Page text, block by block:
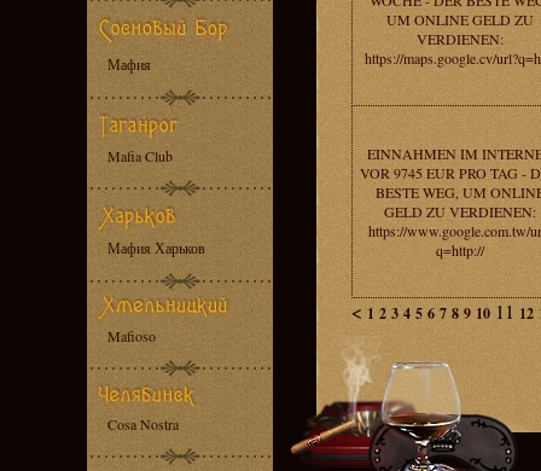
Мафия
Mafia Club
Мафия Харьков
Mafioso
Cosa Nostra
UM ONLINE GELD ZU
VERDIENEN:
https://maps.google.cv/
EINNAHMEN IM
VOR 9745 EUR PRO TAG -
BESTE WEG, UM
GELD ZU VERDIENEN:
https://www.google.com.tw/
q=http://
< 1 2 3 4 5 6 7 8 9 10 11 12